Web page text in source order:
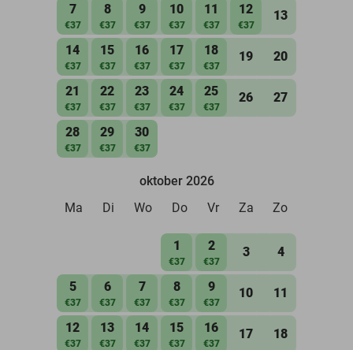
7
€37
8
€37
9
€37
10
€37
11
€37
12
€37
13
14
€37
15
€37
16
€37
17
€37
18
€37
19 20
21
€37
22
€37
23
€37
24
€37
25
€37
26 27
28
€37
29
€37
30
€37
oktober 2026
Ma
Di Wo Do Vr Za Zo
1
€37
2
€37
3 4
5
€37
6
€37
7
€37
8
€37
9
€37
10 11
12
€37
13
€37
14
€37
15
€37
16
€37
17 18